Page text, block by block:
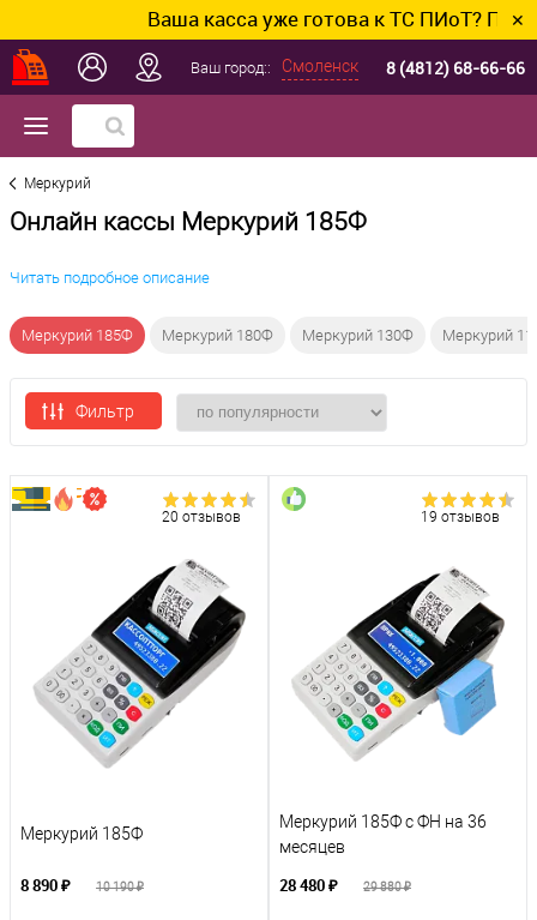
Ваша касса уже готова к ТС ПИоТ? ✕
Ваш город:: Смоленск 8 (4812) 68-66-66
Меркурий
Онлайн кассы Меркурий 185Ф
Читать подробное описание
Меркурий 185Ф Меркурий 180Ф Меркурий 130Ф Меркурий
Фильтр
20 отзывов
Меркурий 185Ф
8 890 ₽ 10 190 ₽
19 отзывов
Меркурий 185Ф с ФН на 36
месяцев
28 480 ₽ 29 880 ₽